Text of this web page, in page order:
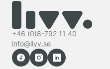
+46 (0)8-792 11 40
info@livv.se